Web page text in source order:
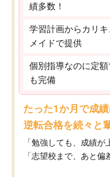
績多数！
学習計画からカリ
メイドで提供
個別指導なのに定
も完備
たった1か月で成
逆転合格を続々と
「勉強しても、成績が
「志望校まで、あと偏